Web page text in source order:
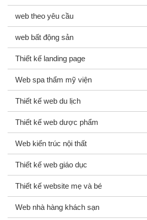
web theo yêu cầu
web bất động sản
Thiết kế landing page
Web spa thẩm mỹ viện
Thiết kế web du lịch
Thiết kế web dược phẩm
Web kiến trúc nội thất
Thiết kế web giáo dục
Thiết kế website mẹ và bé
Web nhà hàng khách sạn